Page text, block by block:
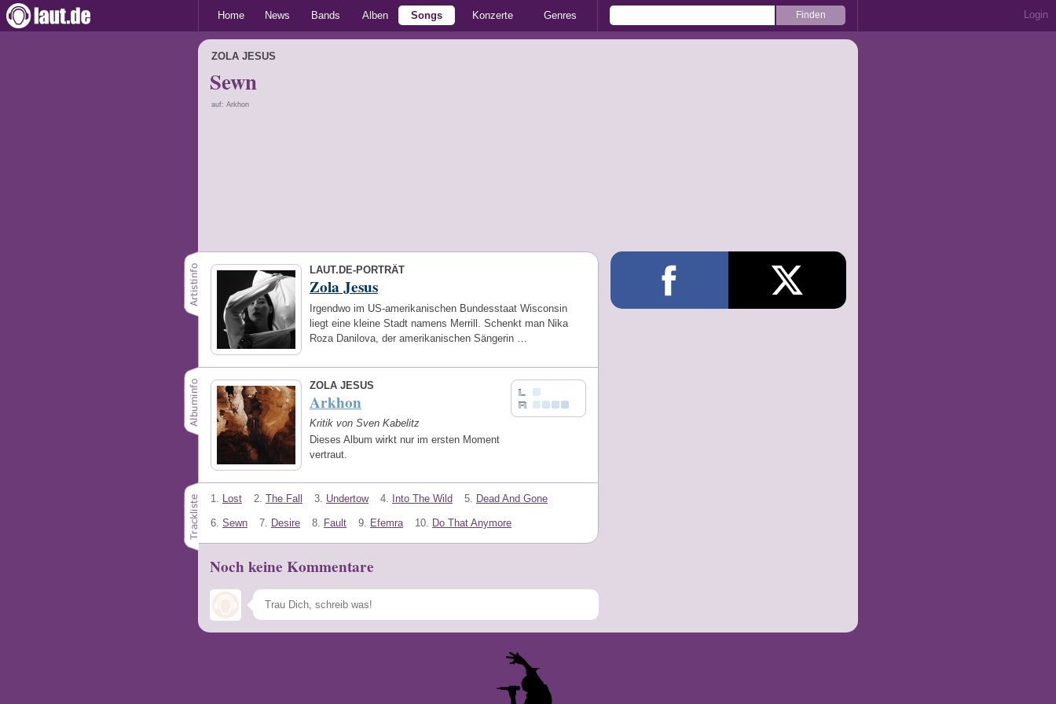
Home News Bands Alben Songs Konzerte Genres Login
ZOLA JESUS
Sewn
auf: Arkhon
LAUT.DE-PORTRÄT
Zola Jesus
Irgendwo im US-amerikanischen Bundesstaat Wisconsin
liegt eine kleine Stadt namens Merrill. Schenkt man Nika
Roza Danilova, der amerikanischen Sängerin …
ZOLA JESUS
Arkhon
Kritik von Sven Kabelitz
Dieses Album wirkt nur im ersten Moment
vertraut.
1. Lost 2. The Fall 3. Undertow 4. Into The Wild 5. Dead And Gone
6. Sewn 7. Desire 8. Fault 9. Efemra 10. Do That Anymore
Noch keine Kommentare
Speichern